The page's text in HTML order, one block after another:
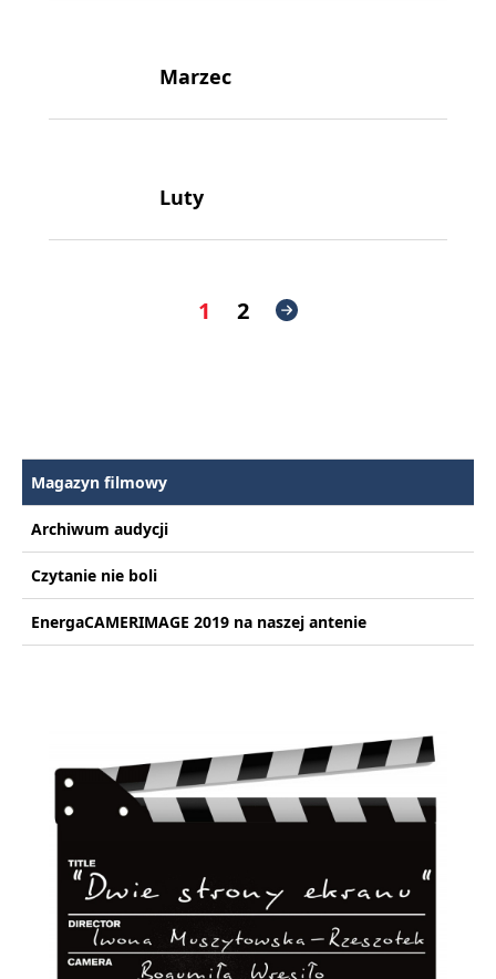
Marzec
Luty
1 2
Magazyn filmowy
Archiwum audycji
Czytanie nie boli
EnergaCAMERIMAGE 2019 na naszej antenie